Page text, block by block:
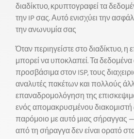
διαδίκτυο, κρυπτογραφεί τα
την IP σας. Αυτό ενισχύει την
την ανωνυμία σας
Όταν περιηγείστε στο διαδίκτυο, η
μπορεί να υποκλαπεί. Τα δεδομένα
προσβάσιμα στον ISP, τους
αναλυτές πακέτων και πολλούς
επαναδρομολόγηση της
ενός απομακρυσμένου διακομιστή
παρόμοιο με αυτό μιας σήραγγας —
από τη σήραγγα δεν είναι ορατό